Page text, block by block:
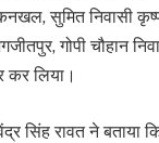
कनखल, सुमित निवासी
गोपी चौहान
कर लिया।
सिंह रावत ने